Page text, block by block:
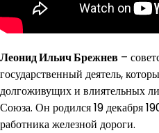
Леонид Ильич Брежнев –
государственный деятель,
долгоживущих и влиятельных
Союза. Он родился 19 декабря
работника железной дороги.